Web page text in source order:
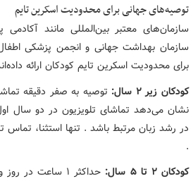
توصیه‌های جهانی برای محدودیت اسکرین تایم
سازمان بهداشت جهانی و انجمن پزشکی
برای محدودیت اسکرین تایم کودکان ارائه
کودکان زیر ۲ سال:
توصیه به صفر دقیقه
نشان می‌دهد تماشای تلویزیون در دو سال
در رشد زبان مرتبط باشد . تنها استثنا، تماس
.
کودکان ۲ تا ۵ سال:
حداکثر ۱ ساعت